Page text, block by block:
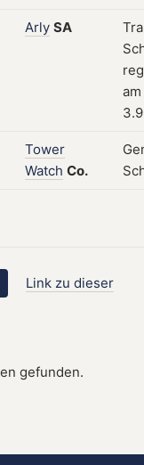
Arly SA
am
Tower
Watch Co.
Link zu dieser
gefunden.